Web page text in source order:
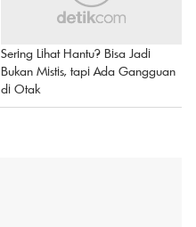
Sering Lihat Hantu? Bisa Jadi
Bukan Mistis, tapi Ada Gangguan
di Otak